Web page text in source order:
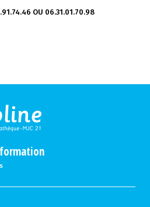
OU 06.31.01.70.98